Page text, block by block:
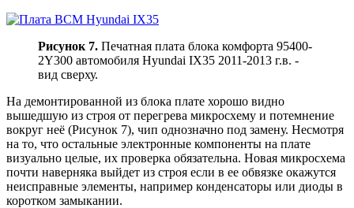
Рисунок 7. Печатная плата блока комфорта 95400-
2Y300 автомобиля Hyundai IX35 2011-2013 г.в. -
вид сверху.
На демонтированной из блока плате хорошо видно
вышедшую из строя от перегрева микросхему и потемнение
вокруг неё (Рисунок 7), чип однозначно под замену. Несмотря
на то, что остальные электронные компоненты на плате
визуально целые, их проверка обязательна. Новая микросхема
почти наверняка выйдет из строя если в ее обвязке окажутся
неисправные элементы, например конденсаторы или диоды в
коротком замыкании.